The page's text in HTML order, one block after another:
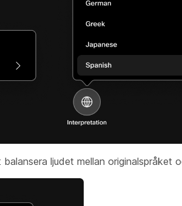
ljudet mellan originalspråket